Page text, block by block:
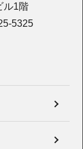
ル1階
5325